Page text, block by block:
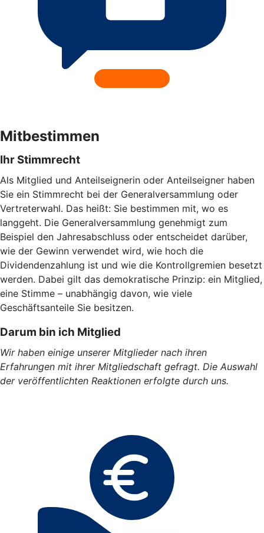
Mitbestimmen
Ihr Stimmrecht
Als Mitglied und Anteilseignerin oder Anteilseigner haben
Sie ein Stimmrecht bei der Generalversammlung oder
Vertreterwahl. Das heißt: Sie bestimmen mit, wo es
langgeht. Die Generalversammlung genehmigt zum
Beispiel den Jahresabschluss oder entscheidet darüber,
wie der Gewinn verwendet wird, wie hoch die
Dividendenzahlung ist und wie die Kontrollgremien besetzt
werden. Dabei gilt das demokratische Prinzip: ein Mitglied,
eine Stimme – unabhängig davon, wie viele
Geschäftsanteile Sie besitzen.
Darum bin ich Mitglied
Wir haben einige unserer Mitglieder nach ihren
Erfahrungen mit ihrer Mitgliedschaft gefragt. Die Auswahl
der veröffentlichten Reaktionen erfolgte durch uns.